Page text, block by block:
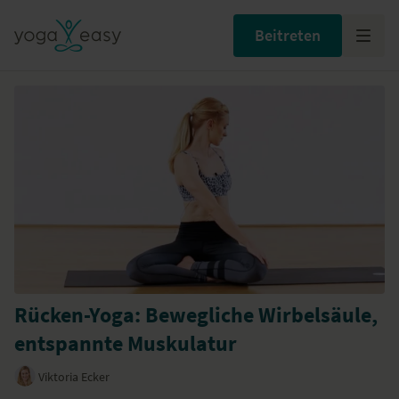
Beitreten
Rücken-Yoga: Bewegliche Wirbelsäule,
entspannte Muskulatur
Viktoria Ecker